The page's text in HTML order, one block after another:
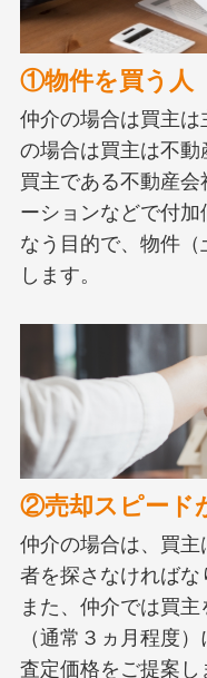
①物件を買う人
仲介の場合は買主
の場合は買主は不動
買主である不動産
ーションなどで付加
なう目的で、物件（
します。
②売却スピード
仲介の場合は、買
者を探さなければな
また、仲介では買
（通常３ヵ月程度
査定価格をご提案し